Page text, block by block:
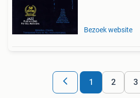
Bezoek website
1 2 3